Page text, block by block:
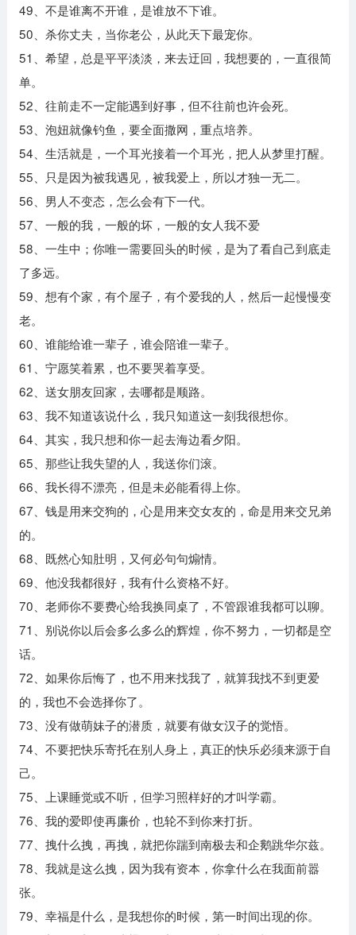
49、不是谁离不开谁，是谁放不下谁。
50、杀你丈夫，当你老公，从此天下最宠你。
51、希望，总是平平淡淡，来去迂回，我想要的，一直很简
单。
52、往前走不一定能遇到好事，但不往前也许会死。
53、泡妞就像钓鱼，要全面撒网，重点培养。
54、生活就是，一个耳光接着一个耳光，把人从梦里打醒。
55、只是因为被我遇见，被我爱上，所以才独一无二。
56、男人不变态，怎么会有下一代。
57、一般的我，一般的坏，一般的女人我不爱
58、一生中；你唯一需要回头的时候，是为了看自己到底走
了多远。
59、想有个家，有个屋子，有个爱我的人，然后一起慢慢变
老。
60、谁能给谁一辈子，谁会陪谁一辈子。
61、宁愿笑着累，也不要哭着享受。
62、送女朋友回家，去哪都是顺路。
63、我不知道该说什么，我只知道这一刻我很想你。
64、其实，我只想和你一起去海边看夕阳。
65、那些让我失望的人，我送你们滚。
66、我长得不漂亮，但是未必能看得上你。
67、钱是用来交狗的，心是用来交女友的，命是用来交兄弟
的。
68、既然心知肚明，又何必句句煽情。
69、他没我都很好，我有什么资格不好。
70、老师你不要费心给我换同桌了，不管跟谁我都可以聊。
71、别说你以后会多么多么的辉煌，你不努力，一切都是空
话。
72、如果你后悔了，也不用来找我了，就算我找不到更爱
的，我也不会选择你了。
73、没有做萌妹子的潜质，就要有做女汉子的觉悟。
74、不要把快乐寄托在别人身上，真正的快乐必须来源于自
己。
75、上课睡觉或不听，但学习照样好的才叫学霸。
76、我的爱即使再廉价，也轮不到你来打折。
77、拽什么拽，再拽，就把你踹到南极去和企鹅跳华尔兹。
78、我就是这么拽，因为我有资本，你拿什么在我面前嚣
张。
79、幸福是什么，是我想你的时候，第一时间出现的你。